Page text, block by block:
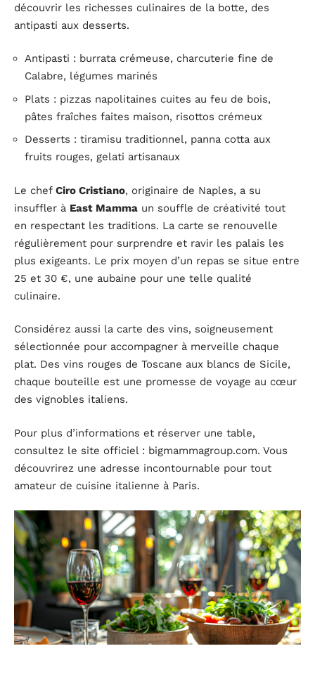
découvrir les richesses culinaires de la botte, des
antipasti aux desserts.
Antipasti : burrata crémeuse, charcuterie fine de
Calabre, légumes marinés
Plats : pizzas napolitaines cuites au feu de bois,
pâtes fraîches faites maison, risottos crémeux
Desserts : tiramisu traditionnel, panna cotta aux
fruits rouges, gelati artisanaux
Le chef Ciro Cristiano, originaire de Naples, a su
insuffler à East Mamma un souffle de créativité tout
en respectant les traditions. La carte se renouvelle
régulièrement pour surprendre et ravir les palais les
plus exigeants. Le prix moyen d’un repas se situe entre
25 et 30 €, une aubaine pour une telle qualité
culinaire.
Considérez aussi la carte des vins, soigneusement
sélectionnée pour accompagner à merveille chaque
plat. Des vins rouges de Toscane aux blancs de Sicile,
chaque bouteille est une promesse de voyage au cœur
des vignobles italiens.
Pour plus d’informations et réserver une table,
consultez le site officiel : bigmammagroup.com. Vous
découvrirez une adresse incontournable pour tout
amateur de cuisine italienne à Paris.